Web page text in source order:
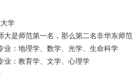
学
大是师范第一名，那么第二名非华东师
业：地理学、数学、光学、生命科学
业：教育学、文学、心理学